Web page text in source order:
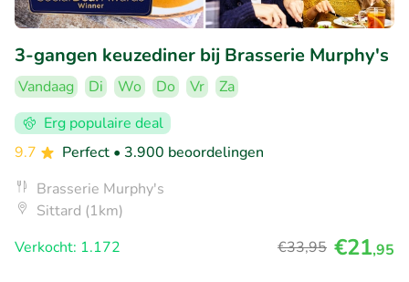
3-gangen keuzediner bij Brasserie Murphy's
Vandaag Di Wo Do Vr
Za
Erg populaire deal
9.7
Perfect • 3.900 beoordelingen
Brasserie Murphy's
Sittard (1km)
Verkocht: 1.172
€33,95 €21,95